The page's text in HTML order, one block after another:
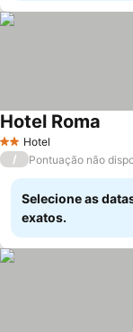
2 Estrelas
Hotel
Hotel Roma
/ Pontuação não
Selecione as
exatos.